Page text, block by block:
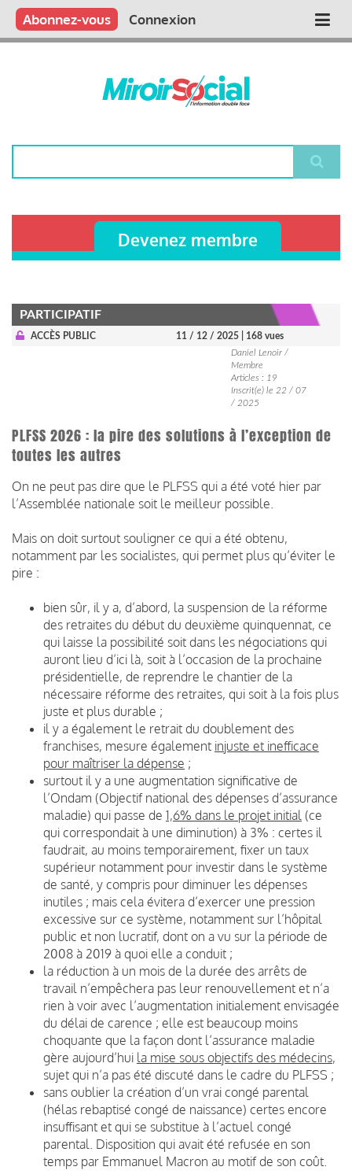
Aller
contenu
Main
Qui sommes nous ?
Vous publiez
Nous publions
Contactez-nous
Abonnez-vous Connexion
Devenez membre
PARTICIPATIF
ACCÈS PUBLIC 11 / 12 / 2025
| 168 vues
Daniel Lenoir /
Membre
Articles : 19
Inscrit(e) le 22 / 07
/ 2025
PLFSS 2026 : la pire des solutions à l’exception de
toutes les autres
On ne peut pas dire que le PLFSS qui a été voté hier par
l’Assemblée nationale soit le meilleur possible.
Mais on doit surtout souligner ce qui a été obtenu,
notamment par les socialistes, qui permet plus qu’éviter le
pire :
bien sûr, il y a, d’abord, la suspension de la réforme
des retraites du début du deuxième quinquennat, ce
qui laisse la possibilité soit dans les négociations qui
auront lieu d’ici là, soit à l’occasion de la prochaine
présidentielle, de reprendre le chantier de la
nécessaire réforme des retraites, qui soit à la fois plus
juste et plus durable ;
il y a également le retrait du doublement des
franchises, mesure également injuste et inefficace
pour maîtriser la dépense ;
surtout il y a une augmentation significative de
l’Ondam (Objectif national des dépenses d’assurance
maladie) qui passe de 1,6% dans le projet initial (ce
qui correspondait à une diminution) à 3% : certes il
faudrait, au moins temporairement, fixer un taux
supérieur notamment pour investir dans le système
de santé, y compris pour diminuer les dépenses
inutiles ; mais cela évitera d’exercer une pression
excessive sur ce système, notamment sur l’hôpital
public et non lucratif, dont on a vu sur la période de
2008 à 2019 à quoi elle a conduit ;
la réduction à un mois de la durée des arrêts de
travail n’empêchera pas leur renouvellement et n’a
rien à voir avec l’augmentation initialement envisagée
du délai de carence ; elle est beaucoup moins
choquante que la façon dont l’assurance maladie
gère aujourd’hui la mise sous objectifs des médecins,
sujet qui n’a pas été discuté dans le cadre du PLFSS ;
sans oublier la création d’un vrai congé parental
(hélas rebaptisé congé de naissance) certes encore
insuffisant et qui se substitue à l’actuel congé
parental. Disposition qui avait été refusée en son
temps par Emmanuel Macron au motif de son coût.